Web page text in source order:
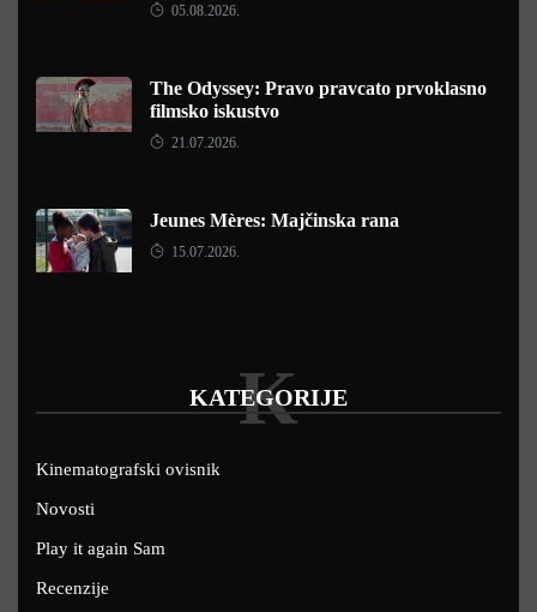
05.08.2026.
The Odyssey: Pravo pravcato prvoklasno
filmsko iskustvo
21.07.2026.
Jeunes Mères: Majčinska rana
15.07.2026.
KATEGORIJE
K
Kinematografski ovisnik
Novosti
Play it again Sam
Recenzije